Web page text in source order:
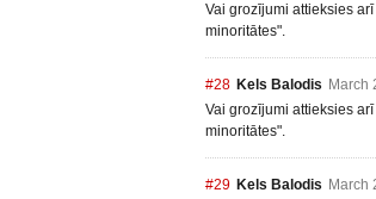
Vai grozījumi attieksies
minoritātes".
#28 Kels Balodis March
Vai grozījumi attieksies
minoritātes".
#29 Kels Balodis March